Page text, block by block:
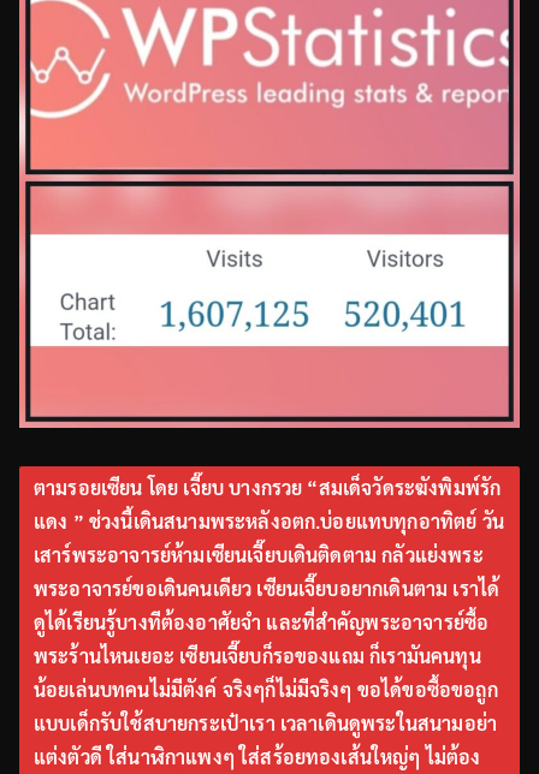
ตามรอยเซียน โดย เจี๊ยบ บางกรวย “สมเด็จวัดระฆังพิมพ์รัก
แดง ” ช่วงนี้เดินสนามพระหลังอตก.บ่อยแทบทุกอาทิตย์ วัน
เสาร์พระอาจารย์ห้ามเซียนเจี๊ยบเดินติดตาม กลัวแย่งพระ
พระอาจารย์ขอเดินคนเดียว เซียนเจี๊ยบอยากเดินตาม เราได้
ดูได้เรียนรู้บางทีต้องอาศัยจำ และที่สำคัญพระอาจารย์ซื้อ
พระร้านไหนเยอะ เซียนเจี๊ยบก็รอของแถม ก็เรามันคนทุน
น้อยเล่นบทคนไม่มีตังค์ จริงๆก็ไม่มีจริงๆ ขอได้ขอซื้อขอถูก
แบบเด็กรับใช้สบายกระเป๋าเรา เวลาเดินดูพระในสนามอย่า
แต่งตัวดี ใส่นาฬิกาแพงๆ ใส่สร้อยทองเส้นใหญ่ๆ ไม่ต้อง